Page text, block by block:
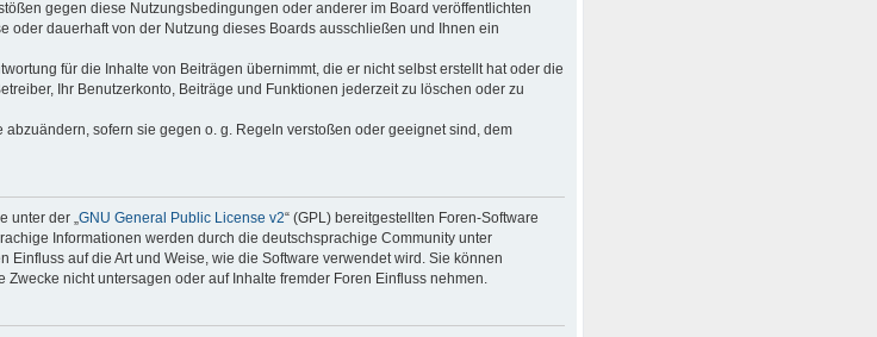
gegen diese Nutzungsbedingungen oder anderer im Board veröffentlichten
oder dauerhaft von der Nutzung dieses Boards ausschließen und Ihnen ein
für die Inhalte von Beiträgen übernimmt, die er nicht selbst erstellt hat oder die
Ihr Benutzerkonto, Beiträge und Funktionen jederzeit zu löschen oder zu
sofern sie gegen o. g. Regeln verstoßen oder geeignet sind, dem
unter der „GNU General Public License v2“ (GPL) bereitgestellten Foren-Software
Informationen werden durch die deutschsprachige Community unter
Einfluss auf die Art und Weise, wie die Software verwendet wird. Sie können
nicht untersagen oder auf Inhalte fremder Foren Einfluss nehmen.